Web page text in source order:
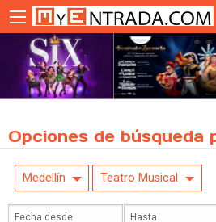
Opciones de búsqueda
Medellín Teatro Musical